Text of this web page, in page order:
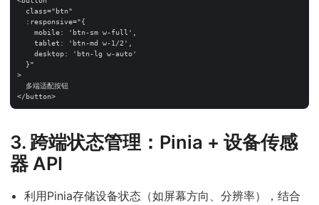
  class="btn"
  :responsive="{
    mobile: 'btn-sm w-full',
    tablet: 'btn-md w-1/2',
    desktop: 'btn-lg w-auto'
  }"
>
  多端适配按钮
3. 跨端状态管理：Pinia + 设备传感
器 API
利用Pinia存储设备状态（如屏幕方向、分辨率），结合